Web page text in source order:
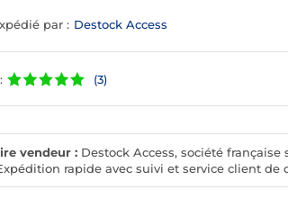
par : Destock Access
(3)
vendeur : Destock Access, société française
rapide avec suivi et service client de